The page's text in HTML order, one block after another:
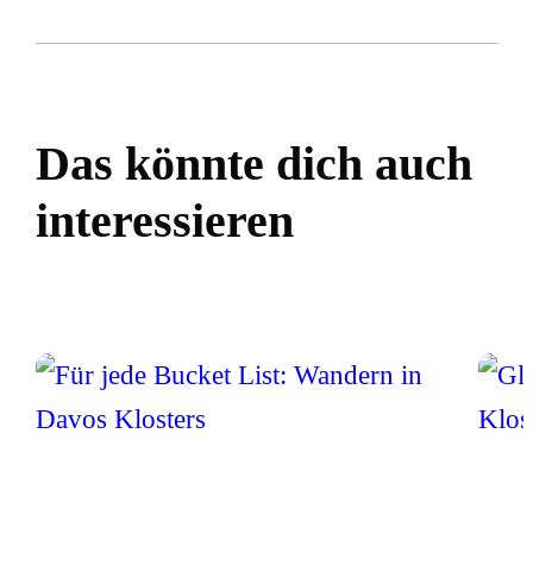
Das könnte dich auch
interessieren